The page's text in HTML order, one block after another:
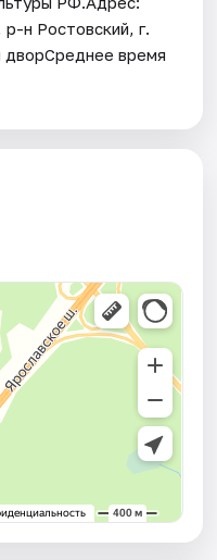
р-н Ростовский, г.
время